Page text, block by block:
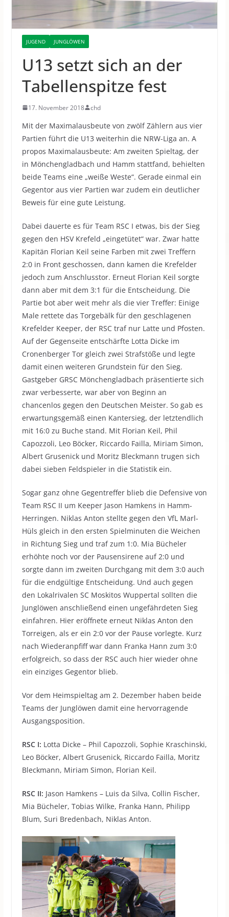
JUGEND JUNGLÖWEN
U13 setzt sich an der
Tabellenspitze fest
17. November 2018 chd
Mit der Maximalausbeute von zwölf Zählern aus vier
Partien führt die U13 weiterhin die NRW-Liga an. A
propos Maximalausbeute: Am zweiten Spieltag, der
in Mönchengladbach und Hamm stattfand, behielten
beide Teams eine „weiße Weste“. Gerade einmal ein
Gegentor aus vier Partien war zudem ein deutlicher
Beweis für eine gute Leistung.
Dabei dauerte es für Team RSC I etwas, bis der Sieg
gegen den HSV Krefeld „eingetütet“ war. Zwar hatte
Kapitän Florian Keil seine Farben mit zwei Treffern
2:0 in Front geschossen, dann kamen die Krefelder
jedoch zum Anschlusstor. Erneut Florian Keil sorgte
dann aber mit dem 3:1 für die Entscheidung. Die
Partie bot aber weit mehr als die vier Treffer: Einige
Male rettete das Torgebälk für den geschlagenen
Krefelder Keeper, der RSC traf nur Latte und Pfosten.
Auf der Gegenseite entschärfte Lotta Dicke im
Cronenberger Tor gleich zwei Strafstöße und legte
damit einen weiteren Grundstein für den Sieg.
Gastgeber GRSC Mönchengladbach präsentierte sich
zwar verbesserte, war aber von Beginn an
chancenlos gegen den Deutschen Meister. So gab es
erwartungsgemäß einen Kantersieg, der letztendlich
mit 16:0 zu Buche stand. Mit Florian Keil, Phil
Capozzoli, Leo Böcker, Riccardo Failla, Miriam Simon,
Albert Grusenick und Moritz Bleckmann trugen sich
dabei sieben Feldspieler in die Statistik ein.
Sogar ganz ohne Gegentreffer blieb die Defensive von
Team RSC II um Keeper Jason Hamkens in Hamm-
Herringen. Niklas Anton stellte gegen den VfL Marl-
Hüls gleich in den ersten Spielminuten die Weichen
in Richtung Sieg und traf zum 1:0. Mia Bücheler
erhöhte noch vor der Pausensirene auf 2:0 und
sorgte dann im zweiten Durchgang mit dem 3:0 auch
für die endgültige Entscheidung. Und auch gegen
den Lokalrivalen SC Moskitos Wuppertal sollten die
Junglöwen anschließend einen ungefährdeten Sieg
einfahren. Hier eröffnete erneut Niklas Anton den
Torreigen, als er ein 2:0 vor der Pause vorlegte. Kurz
nach Wiederanpfiff war dann Franka Hann zum 3:0
erfolgreich, so dass der RSC auch hier wieder ohne
ein einziges Gegentor blieb.
Vor dem Heimspieltag am 2. Dezember haben beide
Teams der Junglöwen damit eine hervorragende
Ausgangsposition.
RSC I: Lotta Dicke – Phil Capozzoli, Sophie Kraschinski,
Leo Böcker, Albert Grusenick, Riccardo Failla, Moritz
Bleckmann, Miriam Simon, Florian Keil.
RSC II: Jason Hamkens – Luis da Silva, Collin Fischer,
Mia Bücheler, Tobias Wilke, Franka Hann, Philipp
Blum, Suri Bredenbach, Niklas Anton.